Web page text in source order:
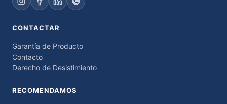
CONTACTAR
Garantía de Producto
Contacto
Derecho de Desistimiento
RECOMENDAMOS